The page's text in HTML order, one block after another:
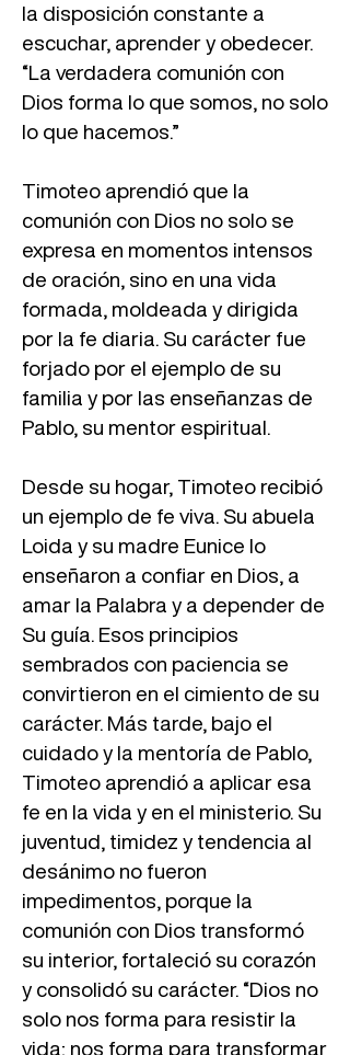
la disposición constante a
escuchar, aprender y obedecer.
“La verdadera comunión con
Dios forma lo que somos, no solo
lo que hacemos.”
Timoteo aprendió que la
comunión con Dios no solo se
expresa en momentos intensos
de oración, sino en una vida
formada, moldeada y dirigida
por la fe diaria. Su carácter fue
forjado por el ejemplo de su
familia y por las enseñanzas de
Pablo, su mentor espiritual.
Desde su hogar, Timoteo recibió
un ejemplo de fe viva. Su abuela
Loida y su madre Eunice lo
enseñaron a confiar en Dios, a
amar la Palabra y a depender de
Su guía. Esos principios
sembrados con paciencia se
convirtieron en el cimiento de su
carácter. Más tarde, bajo el
cuidado y la mentoría de Pablo,
Timoteo aprendió a aplicar esa
fe en la vida y en el ministerio. Su
juventud, timidez y tendencia al
desánimo no fueron
impedimentos, porque la
comunión con Dios transformó
su interior, fortaleció su corazón
y consolidó su carácter. “Dios no
solo nos forma para resistir la
vida; nos forma para transformar